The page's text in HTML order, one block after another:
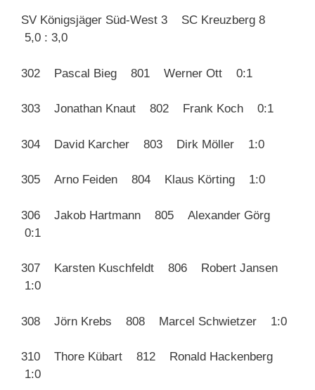
SV Königsjäger Süd-West 3 SC Kreuzberg 8
5,0 : 3,0
302 Pascal Bieg 801 Werner Ott 0:1
303 Jonathan Knaut 802 Frank Koch 0:1
304 David Karcher 803 Dirk Möller 1:0
305 Arno Feiden 804 Klaus Körting 1:0
306 Jakob Hartmann 805 Alexander Görg
0:1
307 Karsten Kuschfeldt 806 Robert Jansen
1:0
308 Jörn Krebs 808 Marcel Schwietzer 1:0
310 Thore Kübart 812 Ronald Hackenberg
1:0